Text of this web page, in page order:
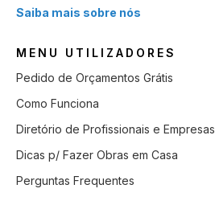
Saiba mais sobre nós
MENU UTILIZADORES
Pedido de Orçamentos Grátis
Como Funciona
Diretório de Profissionais e Empresas
Dicas p/ Fazer Obras em Casa
Perguntas Frequentes